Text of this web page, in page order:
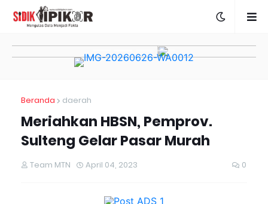
Beranda daerah
Meriahkan HBSN, Pemprov.
Sulteng Gelar Pasar Murah
Team MTN April 04, 2023 0